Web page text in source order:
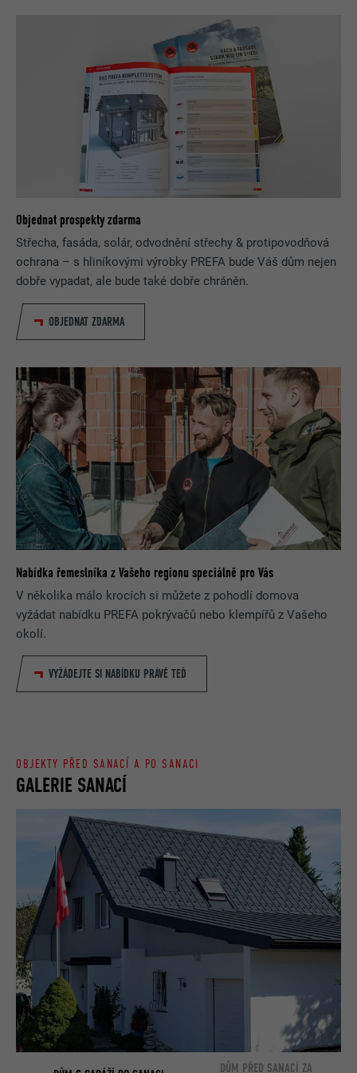
Objednat prospekty zdarma
Střecha, fasáda, solár, odvodnění střechy & protipovodňová
ochrana – s hliníkovými výrobky PREFA bude Váš dům nejen
dobře vypadat, ale bude také dobře chráněn.
OBJEDNAT ZDARMA
Nabídka řemeslníka z Vašeho regionu speciálně pro Vás
V několika málo krocích si můžete z pohodlí domova
vyžádat nabídku PREFA pokrývačů nebo klempířů z Vašeho
okolí.
VYŽÁDEJTE SI NABÍDKU PRÁVĚ TEĎ
GALERIE SANACÍ
OBJEKTY PŘED SANACÍ A PO SANACI
DŮM PŘED SANACÍ ZA